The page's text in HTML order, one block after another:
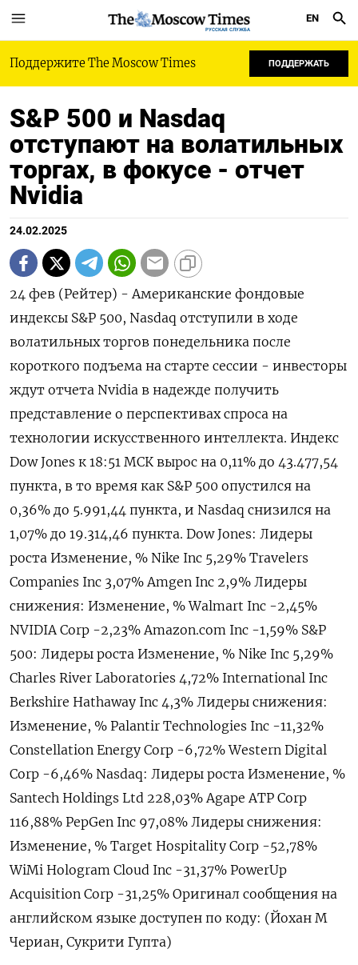
РУССКАЯ СЛУЖБА
EN
Поддержите The Moscow Times ПОДДЕРЖАТЬ
S&P 500 и Nasdaq
отступают на волатильных
торгах, в фокусе - отчет
Nvidia
24.02.2025
24 фев (Рейтер) - Американские фондовые
индексы S&P 500, Nasdaq отступили в ходе
волатильных торгов понедельника после
короткого подъема на старте сессии - инвесторы
ждут отчета Nvidia в надежде получить
представление о перспективах спроса на
технологии искусственного интеллекта. Индекс
Dow Jones к 18:51 МСК вырос на 0,11% до 43.477,54
пункта, в то время как S&P 500 опустился на
0,36% до 5.991,44​ пункта, и Nasdaq снизился на
1,07% до 19.314,46 пункта. Dow Jones: Лидеры
роста Изменение, % Nike Inc 5,29% Travelers
Companies Inc 3,07% Amgen Inc 2,9% Лидеры
снижения: Изменение, % Walmart Inc -2,45%
NVIDIA Corp -2,23% Amazon.com Inc -1,59% S&P
500: Лидеры роста Изменение, % Nike Inc 5,29%
Charles River Laboratories 4,72% International Inc
Berkshire Hathaway Inc 4,3% Лидеры снижения:
Изменение, % Palantir Technologies Inc -11,32%
Constellation Energy Corp -6,72% Western Digital
Corp -6,46% Nasdaq: Лидеры роста Изменение, %
Santech Holdings Ltd 228,03% Agape ATP Corp
116,88% PepGen Inc 97,08% Лидеры снижения:
Изменение, % Target Hospitality Corp -52,78%
WiMi Hologram Cloud Inc -31,37% PowerUp
Acquisition Corp -31,25% Оригинал сообщения на
английском языке доступен по коду: (Йохан М
Чериан, Сукрити Гупта)